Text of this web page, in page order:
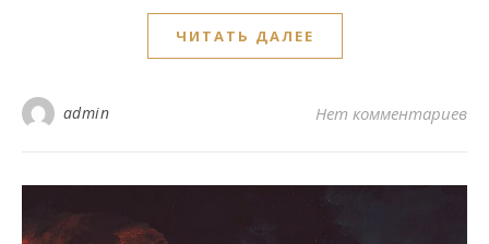
ЧИТАТЬ ДАЛЕЕ
admin Нет комментариев